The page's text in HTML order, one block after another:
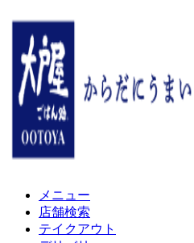
メニュー
店舗検索
テイクアウト